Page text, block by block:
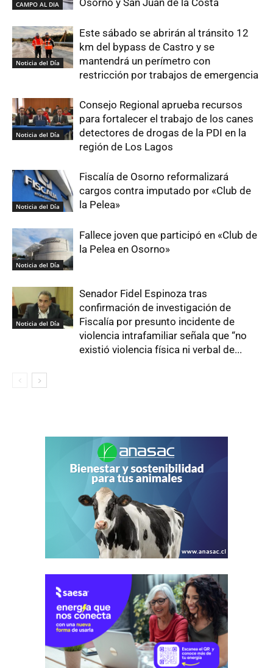
CAMPO AL DIA Osorno y San Juan de la Costa
Noticia del Día
Este sábado se abrirán al tránsito 12
km del bypass de Castro y se
mantendrá un perímetro con
restricción por trabajos de emergencia
Noticia del Día
Consejo Regional aprueba recursos
para fortalecer el trabajo de los canes
detectores de drogas de la PDI en la
región de Los Lagos
Noticia del Día
Fiscalía de Osorno reformalizará
cargos contra imputado por «Club de
la Pelea»
Noticia del Día
Fallece joven que participó en «Club de
la Pelea en Osorno»
Noticia del Día
Senador Fidel Espinoza tras
confirmación de investigación de
Fiscalía por presunto incidente de
violencia intrafamiliar señala que “no
existió violencia física ni verbal de...